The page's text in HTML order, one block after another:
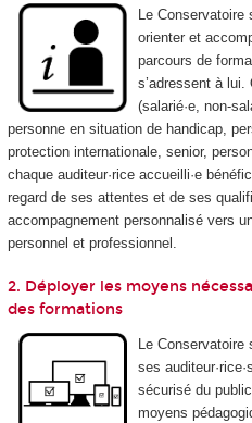
Le Conservatoire
orienter et
parcours de
s’adressent à
(salarié·e, non-
personne en situation de handicap,
protection internationale, senior,
chaque auditeur·rice accueilli·e
regard de ses attentes et de ses
accompagnement personnalisé vers
personnel et professionnel.
2. Déployer les moyens
des formations
Le Conservatoire
ses
sécurisé du
moyens